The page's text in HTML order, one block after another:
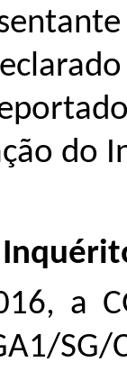
do
a
SG/